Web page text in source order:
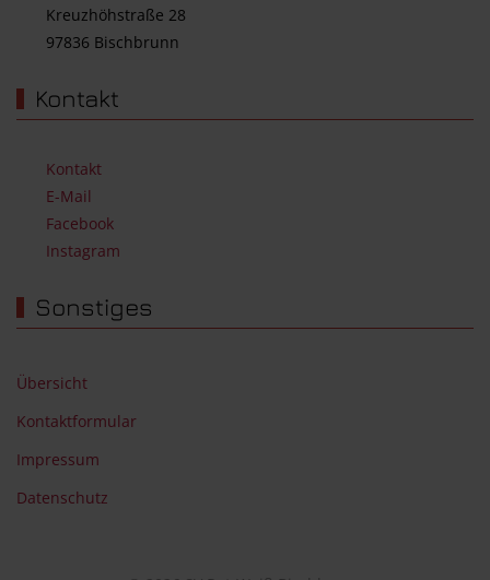
Kreuzhöhstraße 28
97836 Bischbrunn
Kontakt
Kontakt
E-Mail
Facebook
Instagram
Sonstiges
Übersicht
Kontaktformular
Impressum
Datenschutz